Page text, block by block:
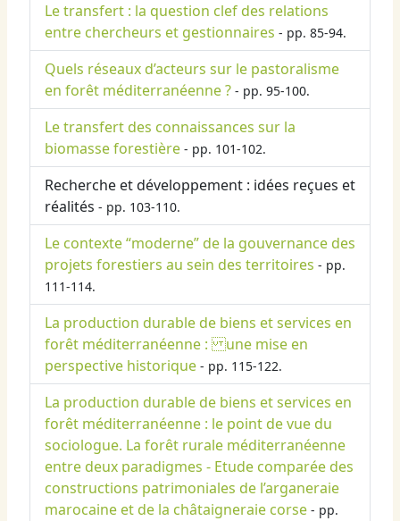
Le transfert : la question clef des relations
entre chercheurs et gestionnaires - pp. 85-94.
Quels réseaux d’acteurs sur le pastoralisme
en forêt méditerranéenne ? - pp. 95-100.
Le transfert des connaissances sur la
biomasse forestière - pp. 101-102.
Recherche et développement : idées reçues et
réalités - pp. 103-110.
Le contexte “moderne” de la gouvernance des
projets forestiers au sein des territoires - pp.
111-114.
La production durable de biens et services en
forêt méditerranéenne : une mise en
perspective historique - pp. 115-122.
La production durable de biens et services en
forêt méditerranéenne : le point de vue du
sociologue. La forêt rurale méditerranéenne
entre deux paradigmes - Etude comparée des
constructions patrimoniales de l’arganeraie
marocaine et de la châtaigneraie corse - pp.